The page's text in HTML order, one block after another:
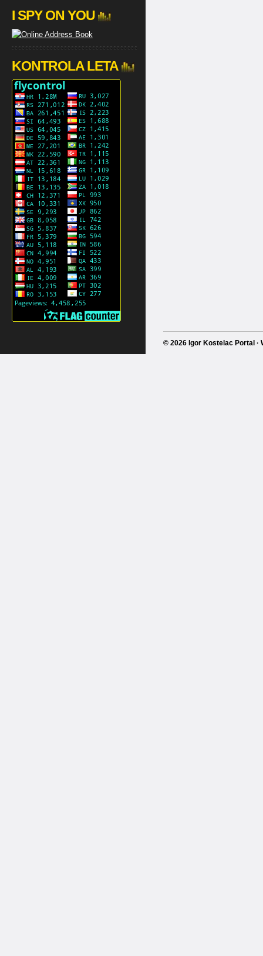
I SPY ON YOU
KONTROLA LETA
© 2026 Igor Kostelac Portal